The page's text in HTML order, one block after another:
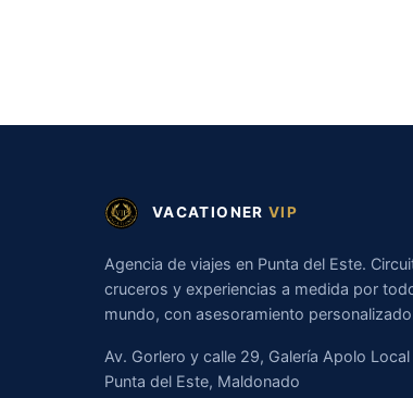
VACATIONER VIP
Agencia de viajes en Punta del Este.
cruceros y experiencias a medida por
mundo, con asesoramiento
Av. Gorlero y calle 29, Galería Apolo Local
Punta del Este, Maldonado